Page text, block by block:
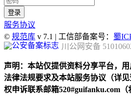
服务协议
© 规范库 v 7.1 | 工信部备案号： 蜀
川公网安备
声明：本站仅提供资料分享平台，
法律法规要求及本站服务协议（详
权申诉联系邮箱520#guifanku.com（